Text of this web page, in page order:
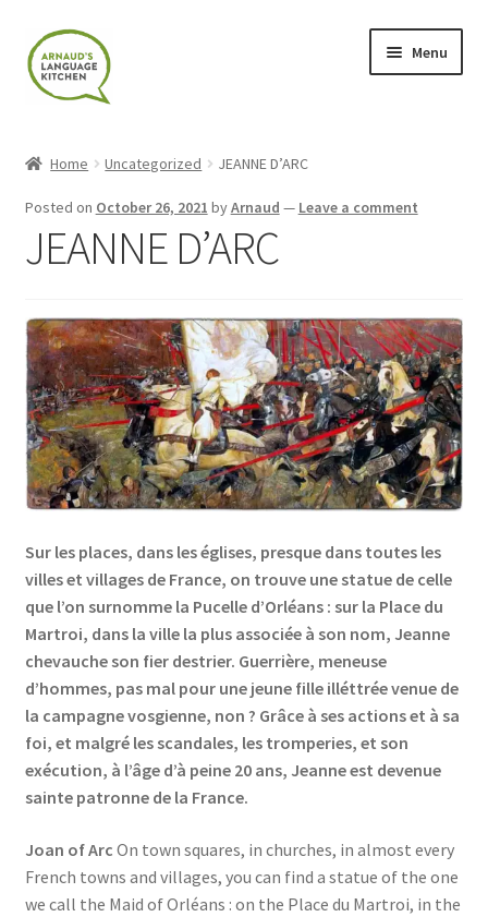
Skip
to
navigation
Skip
to
content
Menu
Blog
Checkout
Contact
Contact Me
Privacy Policy
Privacy Tools
Private Tuition
Terms and Conditions
Home Uncategorized JEANNE D’ARC
Posted on October 26, 2021 byArnaud — Leave a comment
JEANNE D’ARC
Sur les places, dans les églises, presque dans toutes les
villes et villages de France, on trouve une statue de celle
que l’on surnomme la Pucelle d’Orléans : sur la Place du
Martroi, dans la ville la plus associée à son nom, Jeanne
chevauche son fier destrier. Guerrière, meneuse
d’hommes, pas mal pour une jeune fille illéttrée venue de
la campagne vosgienne, non ? Grâce à ses actions et à sa
foi, et malgré les scandales, les tromperies, et son
exécution, à l’âge d’à peine 20 ans, Jeanne est devenue
sainte patronne de la France.
Joan of Arc On town squares, in churches, in almost every
French towns and villages, you can find a statue of the one
we call the Maid of Orléans : on the Place du Martroi, in the